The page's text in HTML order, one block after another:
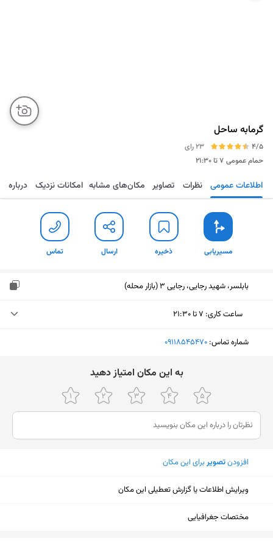
گرمابه ساحل
4/5
23 رای
حمام عمومی ۷ تا ۲۱:۳۰
مسیریابی ذخیره ارسال تماس اطلاعات عمومی نظرات تصاویر مکان‌های مشابه امکانات نزدیک درباره
مسیریابی ذخیره ارسال تماس
بابلسر، شهید رجایی، رجایی 3 (بازار محله)
ساعت کاری: ۷ تا ۲۱:۳۰
یکشنبه (امروز)
چهارشنبه
۷ تا ۲۱:۳۰
پنجشنبه
۷ تا ۲۱:۳۰
جمعه
شنبه
شماره تماس: ‎09118545470
ﺑﻪ اﯾﻦ ﻣﮑﺎن اﻣﺘﯿﺎز دﻫﯿﺪ
افزودنتصویربرای این مکان
ویرایش اطلاعات یا گزارش تعطیلی این مکان
مختصات جغرافیایی